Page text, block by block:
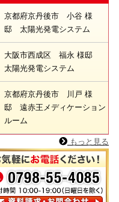
京都府京丹後市 小谷 様
邸 太陽光発電システム
大阪市西成区 福永 様邸
太陽光発電システム
京都府京丹後市 川戸 様
邸 遠赤王メディケーション
ルーム
もっと見る